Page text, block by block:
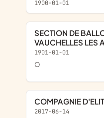
1900-01-01
SECTION DE BALLON AU POING DE
VAUCHELLES LES
1901-01-01
o
COMPAGNIE
2017-06-14